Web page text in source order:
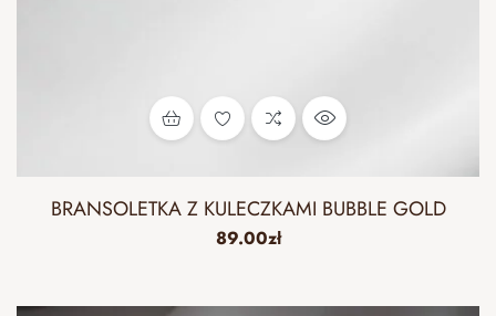
BRANSOLETKA Z KULECZKAMI BUBBLE GOLD
89.00zł